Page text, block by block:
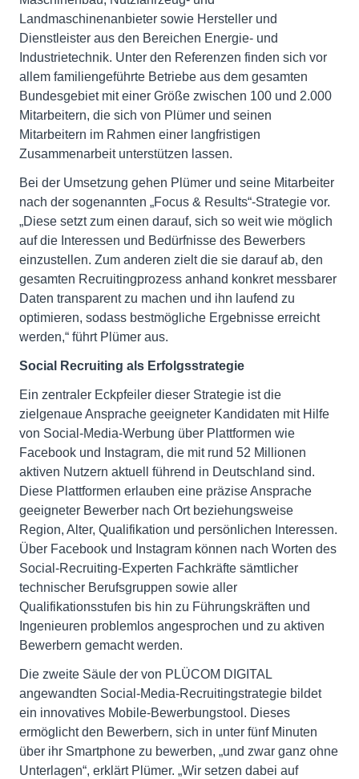
Landmaschinenanbieter sowie Hersteller und
Dienstleister aus den Bereichen Energie- und
Industrietechnik. Unter den Referenzen finden sich vor
allem familiengeführte Betriebe aus dem gesamten
Bundesgebiet mit einer Größe zwischen 100 und 2.000
Mitarbeitern, die sich von Plümer und seinen
Mitarbeitern im Rahmen einer langfristigen
Zusammenarbeit unterstützen lassen.
Bei der Umsetzung gehen Plümer und seine Mitarbeiter
nach der sogenannten „Focus & Results“-Strategie vor.
„Diese setzt zum einen darauf, sich so weit wie möglich
auf die Interessen und Bedürfnisse des Bewerbers
einzustellen. Zum anderen zielt die sie darauf ab, den
gesamten Recruitingprozess anhand konkret messbarer
Daten transparent zu machen und ihn laufend zu
optimieren, sodass bestmögliche Ergebnisse erreicht
werden,“ führt Plümer aus.
Social Recruiting als Erfolgsstrategie
Ein zentraler Eckpfeiler dieser Strategie ist die
zielgenaue Ansprache geeigneter Kandidaten mit Hilfe
von Social-Media-Werbung über Plattformen wie
Facebook und Instagram, die mit rund 52 Millionen
aktiven Nutzern aktuell führend in Deutschland sind.
Diese Plattformen erlauben eine präzise Ansprache
geeigneter Bewerber nach Ort beziehungsweise
Region, Alter, Qualifikation und persönlichen Interessen.
Über Facebook und Instagram können nach Worten des
Social-Recruiting-Experten Fachkräfte sämtlicher
technischer Berufsgruppen sowie aller
Qualifikationsstufen bis hin zu Führungskräften und
Ingenieuren problemlos angesprochen und zu aktiven
Bewerbern gemacht werden.
Die zweite Säule der von PLÜCOM DIGITAL
angewandten Social-Media-Recruitingstrategie bildet
ein innovatives Mobile-Bewerbungstool. Dieses
ermöglicht den Bewerbern, sich in unter fünf Minuten
über ihr Smartphone zu bewerben, „und zwar ganz ohne
Unterlagen“, erklärt Plümer. „Wir setzen dabei auf